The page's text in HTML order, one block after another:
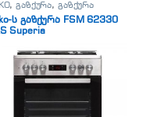
,გაზქურა, გაზქურა
ს გაზქურა FSM 62330
Superia